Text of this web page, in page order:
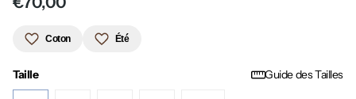
Coton Été
Taille Guide des Tailles